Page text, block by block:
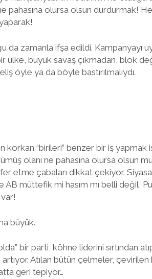
pahasına olursa olsun durdurmak!
da zamanla ifşa edildi. Kampanyayı
büyük savaş çıkmadan, blok
öyle ya da böyle bastırılmalıydı.
korkan “birileri” benzer bir iş yapmak
olanı ne pahasına olursa olsun
etme çabaları dikkat çekiyor.
müttefik mi hasım mı belli değil,
büyük.
bir parti, köhne liderini sırtından
Atılan bütün çelmeler,
geri tepiyor…